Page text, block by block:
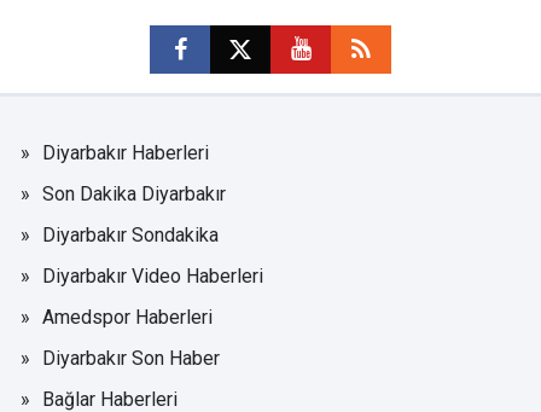
Diyarbakır Haberleri
Son Dakika Diyarbakır
Diyarbakır Sondakika
Diyarbakır Video Haberleri
Amedspor Haberleri
Diyarbakır Son Haber
Bağlar Haberleri